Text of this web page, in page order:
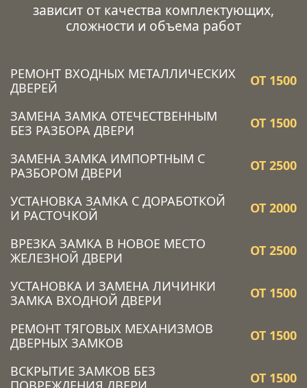
зависит от качества комплектующих,
сложности и объема работ
РЕМОНТ ВХОДНЫХ МЕТАЛЛИЧЕСКИХ
ДВЕРЕЙ
ОТ 1500
ЗАМЕНА ЗАМКА ОТЕЧЕСТВЕННЫМ
БЕЗ РАЗБОРА ДВЕРИ
ОТ 1500
ЗАМЕНА ЗАМКА ИМПОРТНЫМ С
РАЗБОРОМ ДВЕРИ
ОТ 2500
УСТАНОВКА ЗАМКА C ДОРАБОТКОЙ
И РАСТОЧКОЙ
ОТ 2000
ВРЕЗКА ЗАМКА В НОВОЕ МЕСТО
ЖЕЛЕЗНОЙ ДВЕРИ
ОТ 2500
УСТАНОВКА И ЗАМЕНА ЛИЧИНКИ
ЗАМКА ВХОДНОЙ ДВЕРИ
ОТ 1500
РЕМОНТ ТЯГОВЫХ МЕХАНИЗМОВ
ДВЕРНЫХ ЗАМКОВ
ОТ 1500
ВСКРЫТИЕ ЗАМКОВ БЕЗ
ОТ 1500